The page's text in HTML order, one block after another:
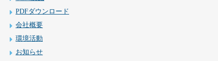
PDFダウンロード
会社概要
環境活動
お知らせ